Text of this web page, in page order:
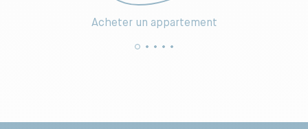
Acheter un appartement